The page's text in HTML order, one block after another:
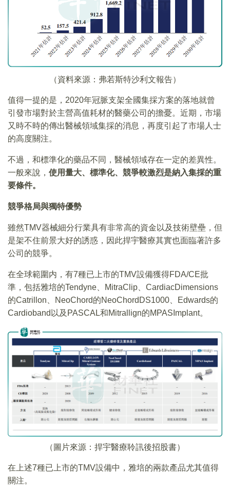
（資料來源：弗若斯特沙利文報告）
值得一提的是，2020年冠脈支架全國集採方案的落地就曾
引發市場對於主營高值耗材的醫藥公司的擔憂。近期，市場
又時不時的傳出醫械領域集採的消息，再度引起了市場人士
的高度關注。
不過，和標準化的藥品不同，醫械領域存在一定的差異性。
一般來說， 使用量大、標準化、競爭較激烈是納入集採的重
要條件。
競爭格局與獨特優勢
雖然TMV器械細分行業具有非常高的資金以及技術壁壘，但
是架不住前景大好的誘惑，因此捍宇醫療其實也面臨著許多
公司的競爭。
在全球範圍内，有7種已上市的TMV設備獲得FDA/CE批
準，包括雅培的Tendyne、MitraClip、CardiacDimensions
的Catrillon、NeoChord的NeoChordDS1000、Edwards的
Cardioband以及PASCAL和Mitrallign的MPASImplant。
（圖片來源：捍宇醫療聆訊後招股書）
在上述7種已上市的TMV設備中，雅培的兩款產品尤其值得
關注。